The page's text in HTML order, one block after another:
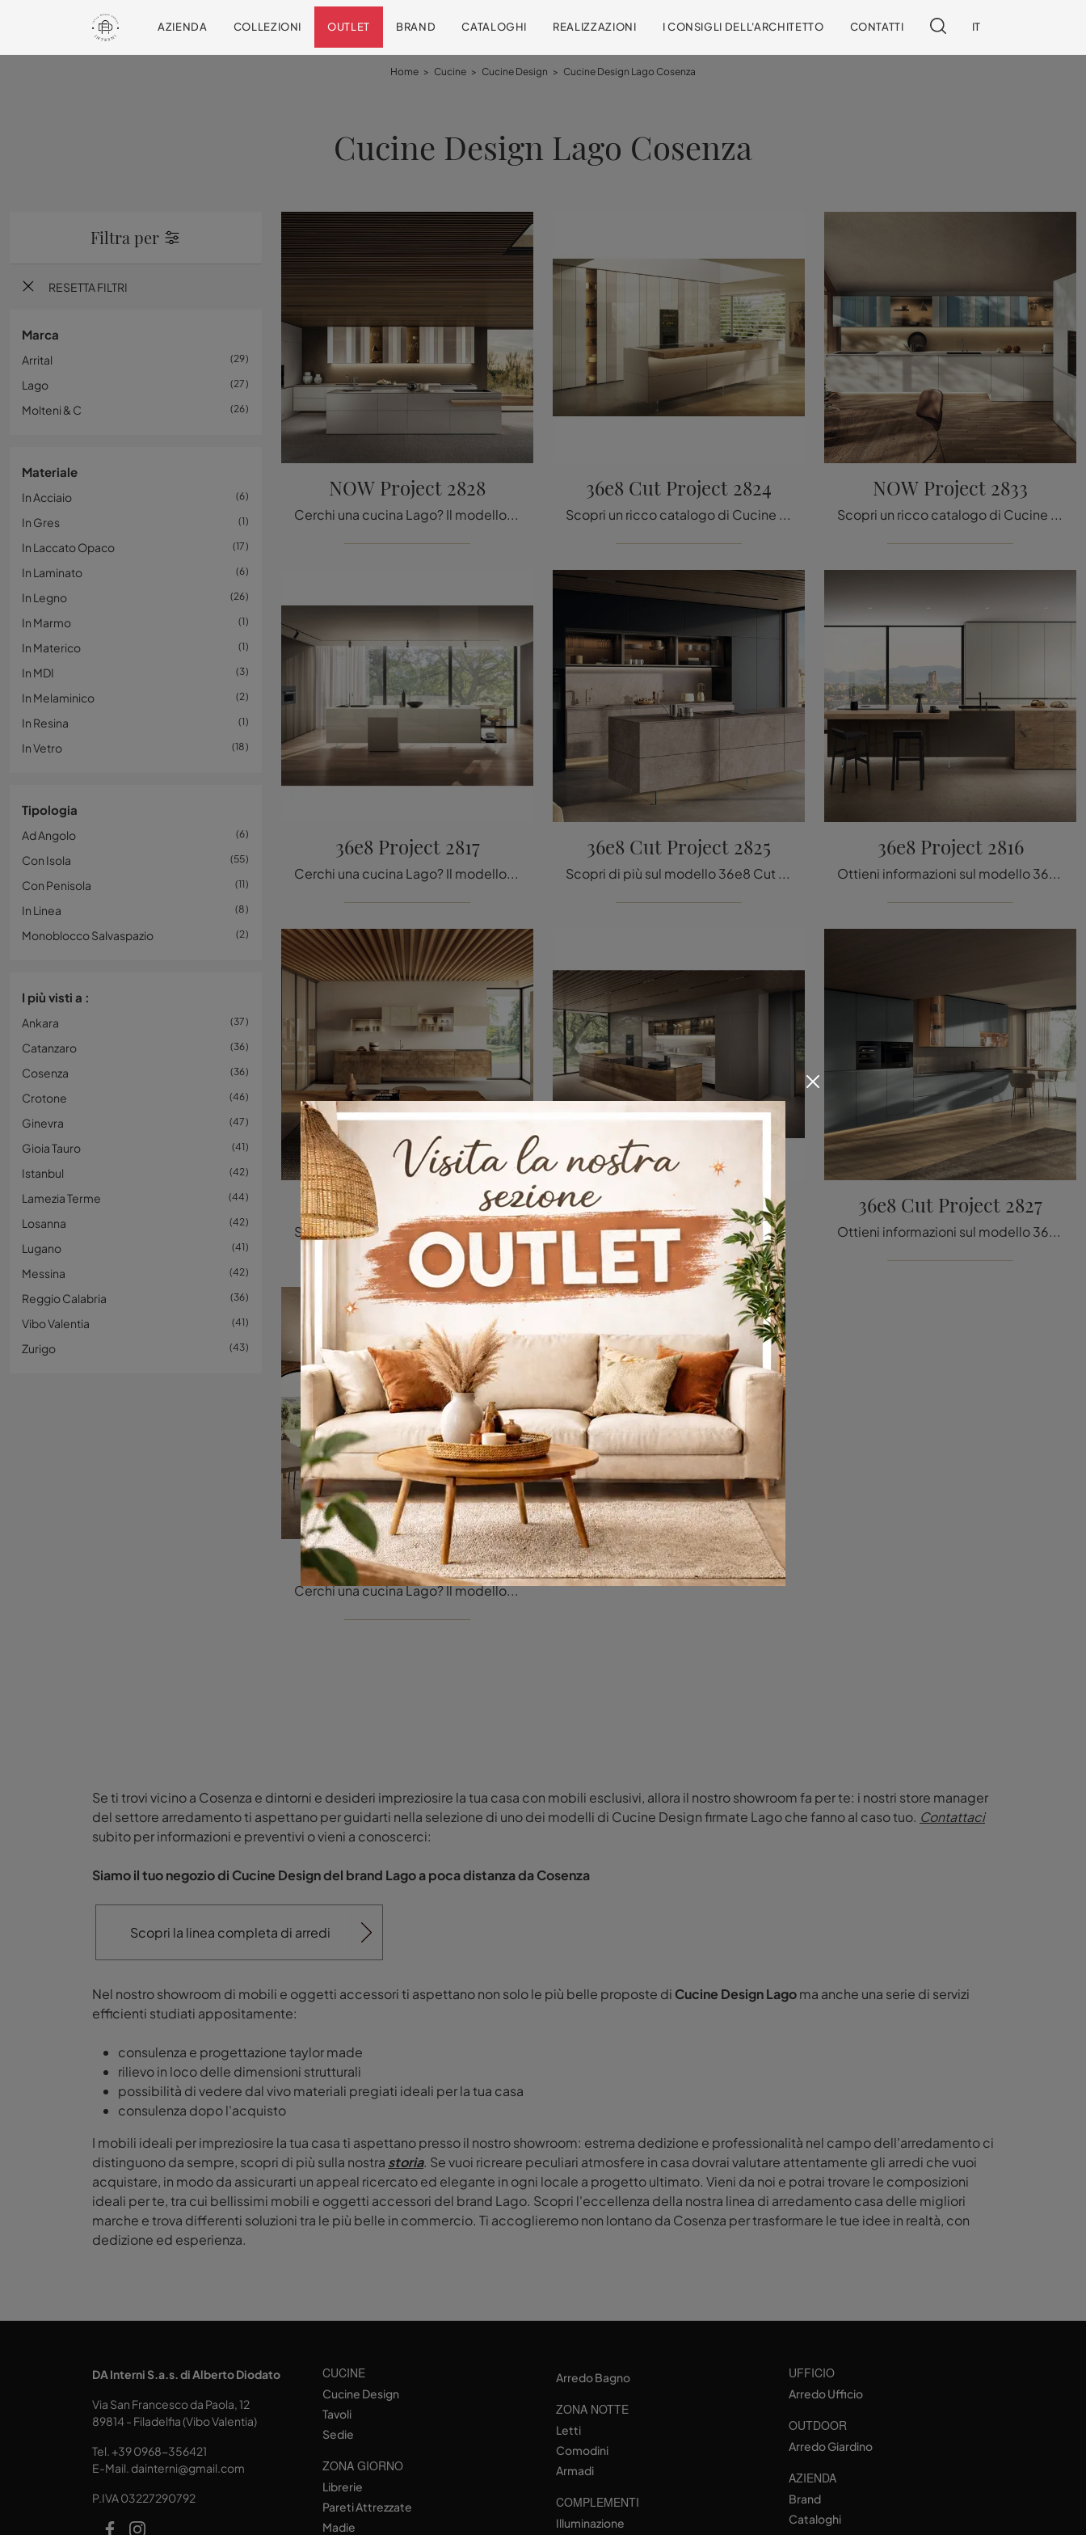
AZIENDA COLLEZIONI OUTLET BRAND CATALOGHI REALIZZAZIONI I CONSIGLI DELL'ARCHITETTO CONTATTI IT
Home > Cucine > Cucine Design > Cucine Design Lago Cosenza
Cucine Design Lago Cosenza
Filtra per
RESETTA FILTRI
Marca
Arrital 29
Lago 27
Molteni & C 26
Materiale
In Acciaio 6
In Gres 1
In Laccato Opaco 17
In Laminato 6
In Legno 26
In Marmo 1
In Materico 1
In MDI 3
In Melaminico 2
In Resina 1
In Vetro 18
Tipologia
Ad Angolo 6
Con Isola 55
Con Penisola 11
In Linea 8
Monoblocco Salvaspazio 2
I più visti a :
Ankara 37
Catanzaro 36
Cosenza 36
Crotone 46
Ginevra 47
Gioia Tauro 41
Istanbul 42
Lamezia Terme 44
Losanna 42
Lugano 41
Messina 42
Reggio Calabria 36
Vibo Valentia 41
Zurigo 43
NOW Project 2828
Cerchi una cucina Lago? Il modello NOW Project 2828 in laccato opaco ti attende nel nostro negozio di Cucine Design con isola.
36e8 Cut Project 2824
Scopri un ricco catalogo di Cucine Design con isola: la cucina 36e8 Cut Project 2824 Lago è oggi disponibile in vetro!
NOW Project 2833
Scopri un ricco catalogo di Cucine Design ad angolo: la cucina NOW Project 2833 Lago è oggi disponibile in laccato opaco!
36e8 Project 2817
Cerchi una cucina Lago? Il modello 36e8 Project 2817 in vetro ti aspetta nel nostro negozio di Cucine Design con isola.
36e8 Cut Project 2825
Scopri di più sul modello 36e8 Cut Project 2825 di Lago: arreda la cucina con la soluzione in MDI che fa al caso tuo.
36e8 Project 2816
Ottieni informazioni sul modello 36e8 Project 2816 di Lago: arreda la cucina con la soluzione in vetro che fa al caso tuo.
36e8 Project 2819
Scopri di più sul modello 36e8 Project 2819 di Lago: arreda la zona cucina con la soluzione in vetro che fa al caso tuo.
36e8 Project 2811
Cucine con isola Lago: entra e scopri un universo di stile e design! La cucina 36e8 Project 2811 ti sta aspettando.
36e8 Cut Project 2827
Ottieni informazioni sul modello 36e8 Cut Project 2827 di Lago: arreda la zona cucina con la soluzione in laccato opaco che fa al caso tuo.
NOW Project 2830
Cerchi una cucina Lago? Il modello NOW Project 2830 in MDI ti aspetta nel nostro negozio di Cucine Design in linea.
Se ti trovi vicino a Cosenza e dintorni e desideri impreziosire la tua casa con mobili esclusivi, allora il nostro showroom fa per te: i nostri store manager
del settore arredamento ti aspettano per guidarti nella selezione di uno dei modelli di Cucine Design firmate Lago che fanno al caso tuo. Contattaci
subito per informazioni e preventivi o vieni a conoscerci:
Siamo il tuo negozio di Cucine Design del brand Lago a poca distanza da Cosenza
Scopri la linea completa di arredi
Nel nostro showroom di mobili e oggetti accessori ti aspettano non solo le più belle proposte di Cucine Design Lagoma anche una serie di servizi
efficienti studiati appositamente:
consulenza e progettazione taylor made
rilievo in loco delle dimensioni strutturali
possibilità di vedere dal vivo materiali pregiati ideali per la tua casa
consulenza dopo l'acquisto
I mobili ideali per impreziosire la tua casa ti aspettano presso il nostro showroom: estrema dedizione e professionalità nel campo dell'arredamento ci
distinguono da sempre, scopri di più sulla nostra storia. Se vuoi ricreare peculiari atmosfere in casa dovrai valutare attentamente gli arredi che vuoi
acquistare, in modo da assicurarti un appeal ricercato ed elegante in ogni locale a progetto ultimato. Vieni da noi e potrai trovare le composizioni
ideali per te, tra cui bellissimi mobili e oggetti accessori del brand Lago. Scopri l'eccellenza della nostra linea di arredamento casa delle migliori
marche e trova differenti soluzioni tra le più belle in commercio. Ti accoglieremo non lontano da Cosenza per trasformare le tue idee in realtà, con
dedizione ed esperienza.
DA Interni S.a.s. di Alberto Diodato
Via San Francesco da Paola, 12
89814 - Filadelfia (Vibo Valentia)
Tel. +39 0968-356421
E-Mail. dainterni@gmail.com
P.IVA 03227290792
CUCINE
Cucine Design
Tavoli
Sedie
ZONA GIORNO
Librerie
Pareti Attrezzate
Madie
Arredo Bagno
ZONA NOTTE
Letti
Comodini
Armadi
COMPLEMENTI
Illuminazione
UFFICIO
Arredo Ufficio
OUTDOOR
Arredo Giardino
AZIENDA
Brand
Cataloghi